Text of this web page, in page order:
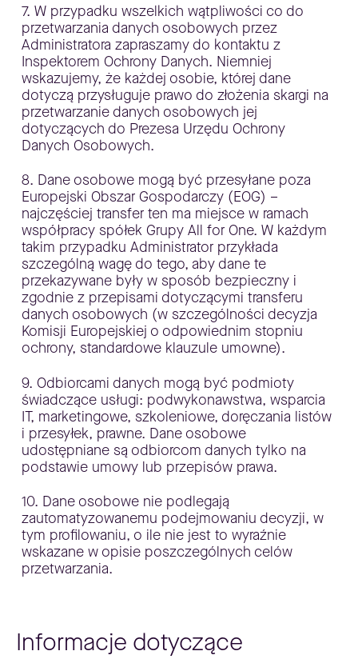
7. W przypadku wszelkich wątpliwości co do
przetwarzania danych osobowych przez
Administratora zapraszamy do kontaktu z
Inspektorem Ochrony Danych. Niemniej
wskazujemy, że każdej osobie, której dane
dotyczą przysługuje prawo do złożenia skargi na
przetwarzanie danych osobowych jej
dotyczących do Prezesa Urzędu Ochrony
Danych Osobowych.
8. Dane osobowe mogą być przesyłane poza
Europejski Obszar Gospodarczy (EOG) –
najczęściej transfer ten ma miejsce w ramach
współpracy spółek Grupy All for One. W każdym
takim przypadku Administrator przykłada
szczególną wagę do tego, aby dane te
przekazywane były w sposób bezpieczny i
zgodnie z przepisami dotyczącymi transferu
danych osobowych (w szczególności decyzja
Komisji Europejskiej o odpowiednim stopniu
ochrony, standardowe klauzule umowne).
9. Odbiorcami danych mogą być podmioty
świadczące usługi: podwykonawstwa, wsparcia
IT, marketingowe, szkoleniowe, doręczania listów
i przesyłek, prawne. Dane osobowe
udostępniane są odbiorcom danych tylko na
podstawie umowy lub przepisów prawa.
10. Dane osobowe nie podlegają
zautomatyzowanemu podejmowaniu decyzji, w
tym profilowaniu, o ile nie jest to wyraźnie
wskazane w opisie poszczególnych celów
przetwarzania.
Informacje dotyczące